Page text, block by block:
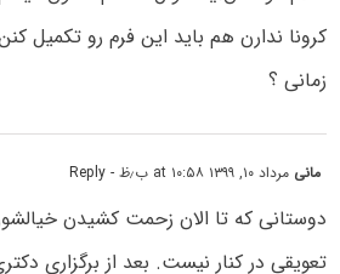
کرونا ندارن هم باید این فرم رو تکمیل
زمانی ؟
مانی مرداد ۱۰, ۱۳۹۹ at ۱۰:۵۸ ب٫ظ - Reply
دوستانی که تا الان زحمت کشیدن
تعویقی در کنار نیست. بعد از برگزاری